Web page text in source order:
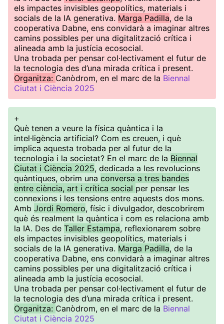
els impactes invisibles geopolítics, materials i
socials de la IA generativa. Marga Padilla, de la
cooperativa Dabne, ens convidarà a imaginar altres
camins possibles per una digitalització crítica i
alineada amb la justícia ecosocial.
Una trobada per pensar col·lectivament el futur de
la tecnologia des d’una mirada crítica i present.
Organitza: Canòdrom, en el marc de la Biennal
Ciutat i Ciència 2025
+
Què tenen a veure la física quàntica i la
intel·ligència artificial? Com es creuen, i què
implica aquesta trobada per al futur de la
tecnologia i la societat? En el marc de la Biennal
Ciutat i Ciència 2025, dedicada a les revolucions
quàntiques, obrim una conversa a tres bandes
entre ciència, art i crítica social per pensar les
connexions i les tensions entre aquests dos mons.
Amb Jordi Romero, físic i divulgador, descobrirem
què és realment la quàntica i com es relaciona amb
la IA. Des de Taller Estampa, reflexionarem sobre
els impactes invisibles geopolítics, materials i
socials de la IA generativa. Marga Padilla, de la
cooperativa Dabne, ens convidarà a imaginar altres
camins possibles per una digitalització crítica i
alineada amb la justícia ecosocial.
Una trobada per pensar col·lectivament el futur de
la tecnologia des d’una mirada crítica i present.
Organitza: Canòdrom, en el marc de la Biennal
Ciutat i Ciència 2025